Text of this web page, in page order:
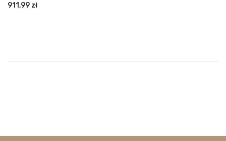
911,99 zł